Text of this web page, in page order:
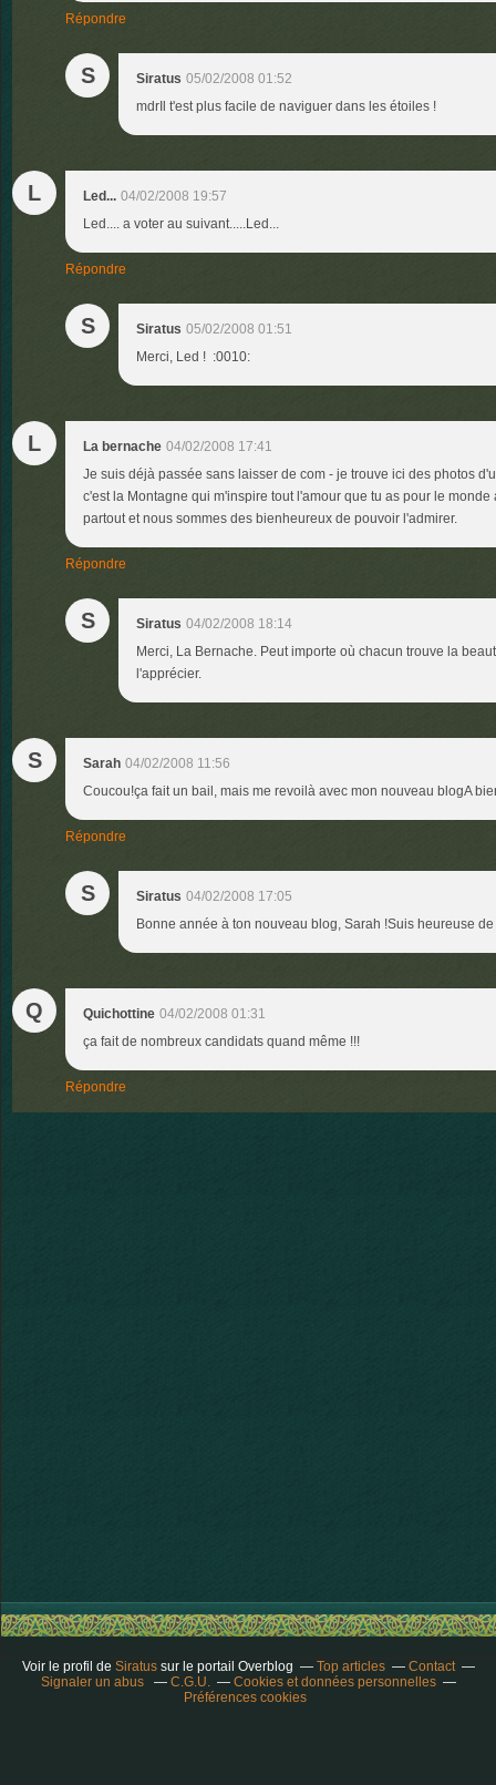
Répondre
S Siratus 05/02/2008 01:52
mdrIl t'est plus facile de naviguer dans les étoiles !
L Led... 04/02/2008 19:57
Led.... a voter au suivant.....Led...
Répondre
S Siratus 05/02/2008 01:51
Merci, Led ! :0010:
L La bernache 04/02/2008 17:41
Je suis déjà passée sans laisser de com - je trouve ici des photos
c'est la Montagne qui m'inspire tout l'amour que tu as pour le
partout et nous sommes des bienheureux de pouvoir l'admirer.
Répondre
S Siratus 04/02/2008 18:14
Merci, La Bernache. Peut importe où chacun trouve la
l'apprécier.
S Sarah 04/02/2008 11:56
Coucou!ça fait un bail, mais me revoilà avec mon nouveau blogA
Répondre
S Siratus 04/02/2008 17:05
Bonne année à ton nouveau blog, Sarah !Suis heureuse
Q Quichottine 04/02/2008 01:31
ça fait de nombreux candidats quand même !!!
Répondre
Voir le profil de Siratussur le portail Overblog Top articles
Contact
Signaler un abus
C.G.U.
Cookies et données personnelles
Préférences cookies